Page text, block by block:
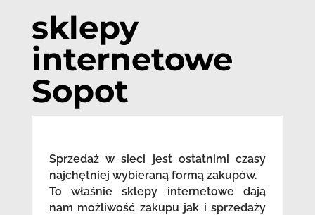
sklepy
internetowe
Sopot
Sprzedaż w sieci jest ostatnimi czasy
najchętniej wybieraną formą zakupów.
To właśnie sklepy internetowe dają
nam możliwość zakupu jak i sprzedaży